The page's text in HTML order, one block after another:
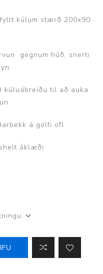
kúlum stærð 200x90
gegnum húð, snerti
til að auka
á gólfi ofl
áklæði